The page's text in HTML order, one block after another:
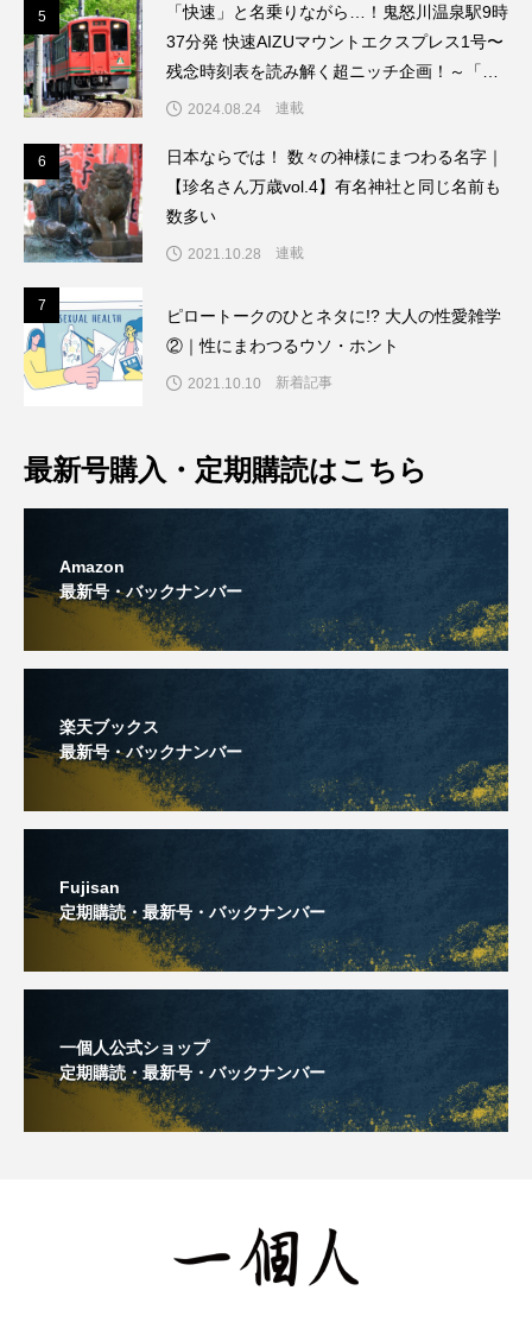
5
「快速」と名乗りながら…！鬼怒川温泉駅9時
37分発 快速AIZUマウントエクスプレス1号〜
残念時刻表を読み解く超ニッチ企画！～「渡
辺雅史の残念な鉄道時刻表」第9回
2024.08.24 連載
6
日本ならでは！ 数々の神様にまつわる名字｜
【珍名さん万歳vol.4】有名神社と同じ名前も
数多い
2021.10.28 連載
7
ピロートークのひとネタに!? 大人の性愛雑学
②｜性にまわつるウソ・ホント
2021.10.10 新着記事
最新号購入・定期購読はこちら
Amazon
最新号・バックナンバー
楽天ブックス
最新号・バックナンバー
Fujisan
定期購読・最新号・バックナンバー
一個人公式ショップ
定期購読・最新号・バックナンバー